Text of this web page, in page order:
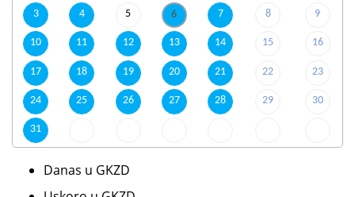
3 4 5 6 7 8 9
10 11 12 13 14 15 16
17 18 19 20 21 22 23
24 25 26 27 28 29 30
31
Danas u GKZD